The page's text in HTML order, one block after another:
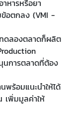
หารหรือยา
ข้อตกลง (VMI -
ดลองตลาดก็ผลิต
การตลาดที่ต้อง
พร้อมแนะนำให้ได้
พิ่มมูลค่าให้